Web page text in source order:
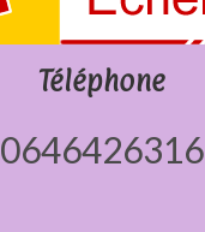
Téléphone
0646426316